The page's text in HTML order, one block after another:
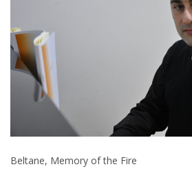
Beltane, Memory of the Fire